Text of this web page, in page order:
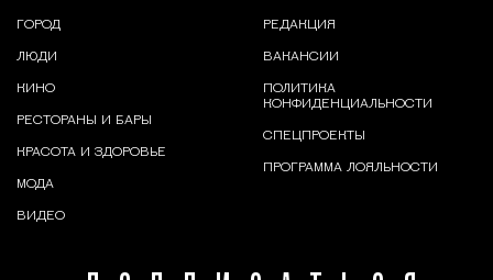
ГОРОД
ЛЮДИ
КИНО
РЕСТОРАНЫ И БАРЫ
КРАСОТА И ЗДОРОВЬЕ
МОДА
ВИДЕО
РЕДАКЦИЯ
ВАКАНСИИ
ПОЛИТИКА
КОНФИДЕНЦИАЛЬНОСТИ
СПЕЦПРОЕКТЫ
ПРОГРАММА ЛОЯЛЬНОСТИ